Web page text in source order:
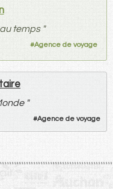
temps "
#Agence de voyage
"
#Agence de voyage